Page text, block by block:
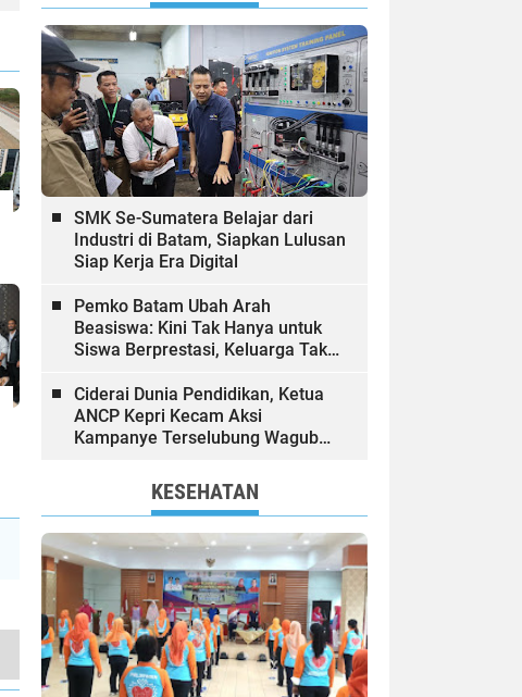
SMK Se-Sumatera Belajar dari
Industri di Batam, Siapkan Lulusan
Siap Kerja Era Digital
Pemko Batam Ubah Arah
Beasiswa: Kini Tak Hanya untuk
Siswa Berprestasi, Keluarga Tak
Dibiayai
Ciderai Dunia Pendidikan, Ketua
ANCP Kepri Kecam Aksi
Kampanye Terselubung Wagub
KESEHATAN